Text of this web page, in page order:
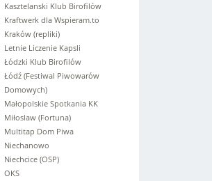
Kasztelanski Klub Birofilów
Kraftwerk dla Wspieram.to
Kraków (repliki)
Letnie Liczenie Kapsli
Łódzki Klub Birofilów
Łódź (Festiwal Piwowarów
Domowych)
Małopolskie Spotkania KK
Miłoslaw (Fortuna)
Multitap Dom Piwa
Niechanowo
Niechcice (OSP)
OKS